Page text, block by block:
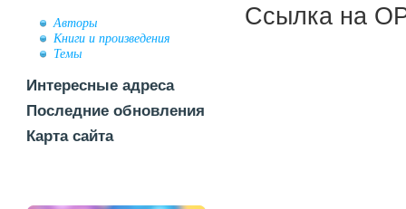
Авторы
Книги и произведения
Темы
Интересные адреса
Последние обновления
Карта сайта
Ссылка на